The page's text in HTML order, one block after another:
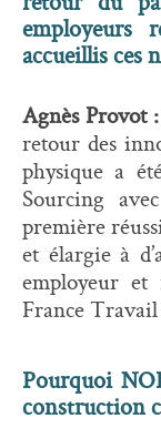
employeurs
accueillis ces
Agnès Provot :
retour des
physique a
Sourcing
première
et élargie à
employeur et
France Travail
Pourquoi
construction